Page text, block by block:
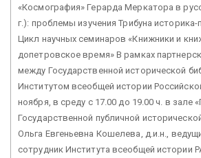
«Космография» Герарда Меркатора в
г.): проблемы изучения Трибуна историка-
Цикл научных семинаров «Книжники и
допетровское время» В рамках
между Государственной исторической
Институтом всеобщей истории
ноября, в среду с 17.00 до 19.00 ч. в зале
Государственной публичной
Ольга Евгеньевна Кошелева, д.и.н.,
сотрудник Института всеобщей истории